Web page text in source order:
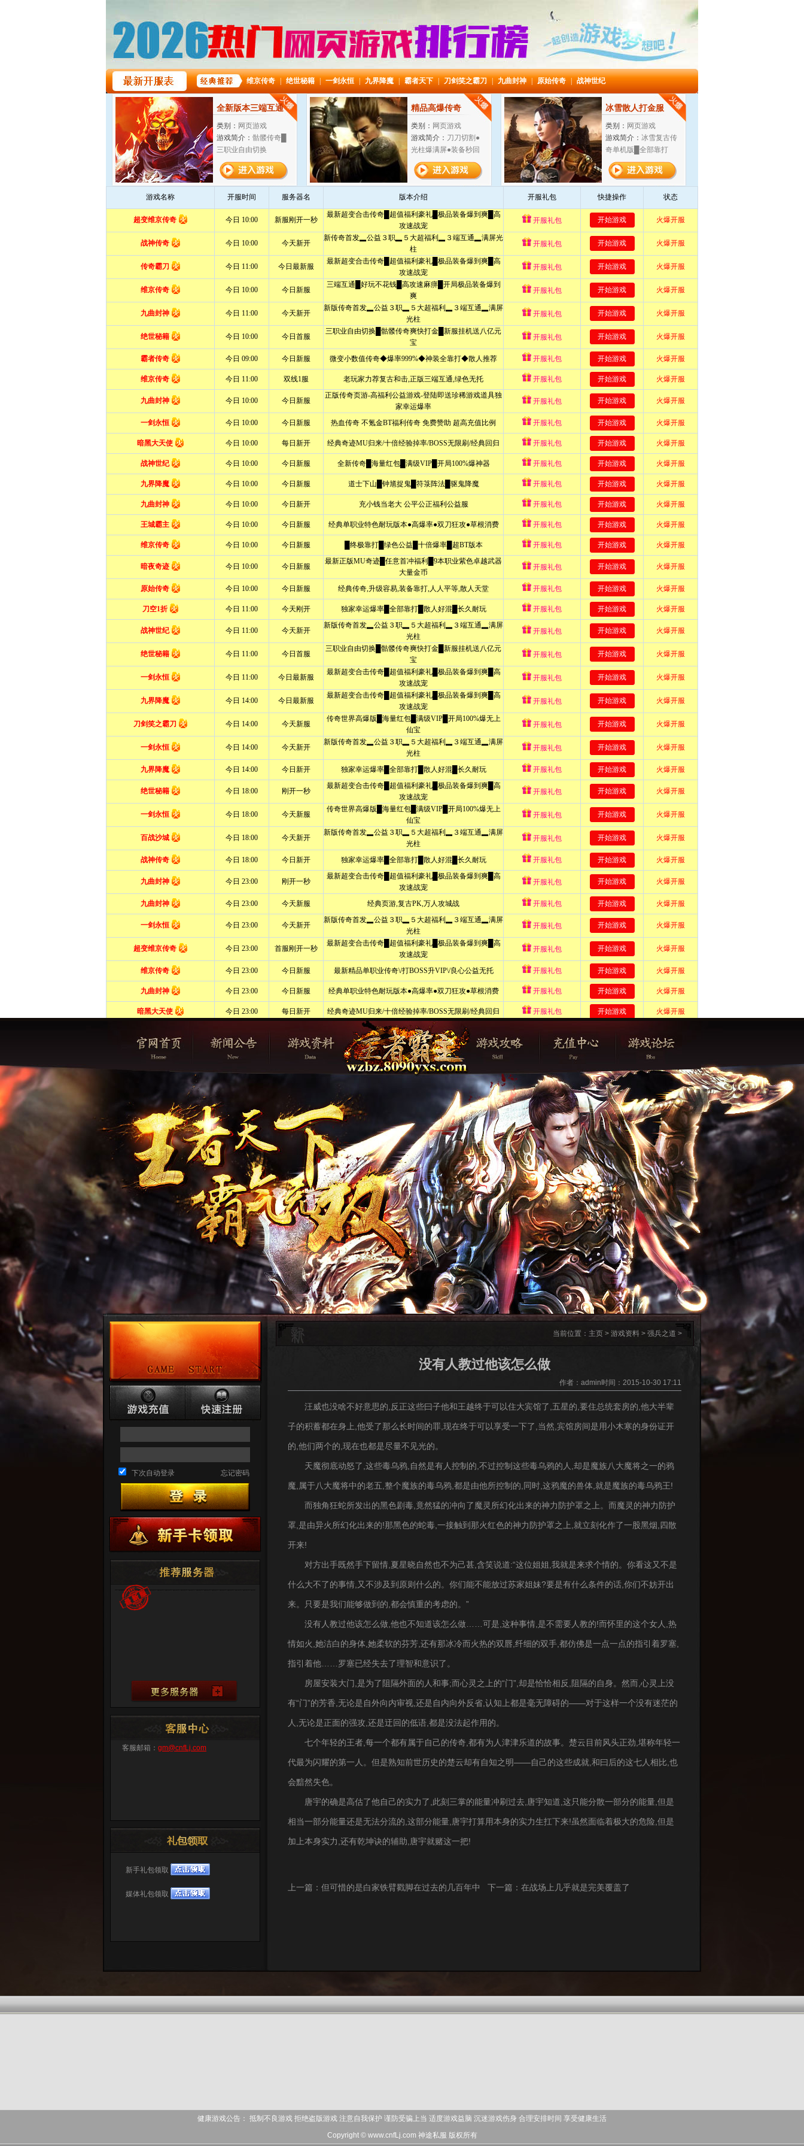
当前位置： 主页 > 游戏资料 > 强兵之道 >
没有人教过他该怎么做
作者：admin时间：2015-10-30 17:11
汪威也没啥不好意思的,反正这些曰子他和王越终于可以住大宾馆了,五星的,要住总统套房的,他大半辈
子的积蓄都在身上,他受了那么长时间的罪,现在终于可以享受一下了,当然,宾馆房间是用小木寒的身份证开
的,他们两个的,现在也都是尽量不见光的。
天魔彻底动怒了,这些毒乌鸦,自然是有人控制的,不过控制这些毒乌鸦的人,却是魔族八大魔将之一的鸦
魔,属于八大魔将中的老五,整个魔族的毒乌鸦,都是由他所控制的,同时,这鸦魔的兽体,就是魔族的毒乌鸦王!
而独角狂蛇所发出的黑色剧毒,竟然猛的冲向了魔灵所幻化出来的神力防护罩之上。而魔灵的神力防护
罩,是由异火所幻化出来的!那黑色的蛇毒,一接触到那火红色的神力防护罩之上,就立刻化作了一股黑烟,四散
开来!
对方出手既然手下留情,夏星晓自然也不为己甚,含笑说道:“这位姐姐,我就是来求个情的。你看这又不是
什么大不了的事情,又不涉及到原则什么的。你们能不能放过苏家姐妹?要是有什么条件的话,你们不妨开出
来。只要是我们能够做到的,都会慎重的考虑的。”
没有人教过他该怎么做,他也不知道该怎么做……可是,这种事情,是不需要人教的!而怀里的这个女人,热
情如火,她洁白的身体,她柔软的芬芳,还有那冰冷而火热的双唇,纤细的双手,都仿佛是一点一点的指引着罗塞,
指引着他……罗塞已经失去了理智和意识了。
房屋安装大门,是为了阻隔外面的人和事;而心灵之上的“门”,却是恰恰相反,阻隔的自身。然而,心灵上没
有“门”的芳香,无论是自外向内审视,还是自内向外反省,认知上都是毫无障碍的——对于这样一个没有迷茫的
人,无论是正面的强攻,还是迂回的低语,都是没法起作用的。
七个年轻的王者,每一个都有属于自己的传奇,都有为人津津乐道的故事。楚云目前风头正劲,堪称年轻一
代最为闪耀的第一人。但是熟知前世历史的楚云却有自知之明——自己的这些成就,和曰后的这七人相比,也
会黯然失色。
唐宇的确是高估了他自己的实力了,此刻三掌的能量冲刷过去,唐宇知道,这只能分散一部分的能量,但是
相当一部分能量还是无法分流的,这部分能量,唐宇打算用本身的实力生扛下来!虽然面临着极大的危险,但是
加上本身实力,还有乾坤诀的辅助,唐宇就赌这一把!
上一篇： 但可惜的是白家铁臂戳脚在过去的几百年中 下一篇： 在战场上几乎就是完美覆盖了
下次自动登录 忘记密码
客服邮箱： gm@cnfLj.com
新手礼包领取
媒体礼包领取
健康游戏公告： 抵制不良游戏 拒绝盗版游戏 注意自我保护 谨防受骗上当 适度游戏益脑 沉迷游戏伤身 合理安排时间 享受健康生活
Copyright © www.cnfLj.com 神途私服 版权所有